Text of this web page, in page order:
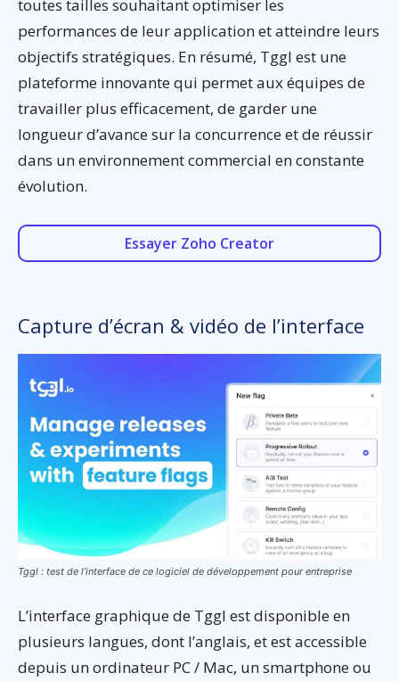
toutes tailles souhaitant optimiser les
performances de leur application et atteindre leurs
objectifs stratégiques. En résumé, Tggl est une
plateforme innovante qui permet aux équipes de
travailler plus efficacement, de garder une
longueur d’avance sur la concurrence et de réussir
dans un environnement commercial en constante
évolution.
Essayer Zoho Creator
Capture d’écran & vidéo de l’interface
Tggl : test de l’interface de ce logiciel de développement pour entreprise
L’interface graphique de Tggl est disponible en
plusieurs langues, dont l’anglais, et est accessible
depuis un ordinateur PC / Mac, un smartphone ou